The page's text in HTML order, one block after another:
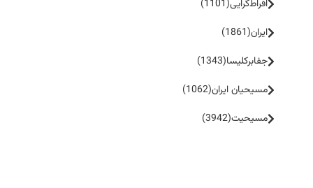
افراط‌گرایی(1101)
ایران(1861)
جفا‌بر‌کلیسا(1343)
مسیحیان ایران(1062)
مسیحیت(3942)